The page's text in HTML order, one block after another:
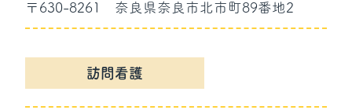
〒630-8261
奈良県奈良市北市町89番地2
訪問看護